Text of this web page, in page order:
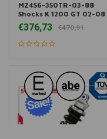
MZ456-350TR-03-88
Shocks K 1200 GT 02-08
€376,73 €470,91